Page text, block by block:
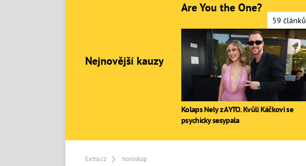
Extra.cz horoskop
Nejnovější kauzy
Are You the One?
59 článků
Kolaps Nely z AYTO. Kvůli Káčkovi se
psychicky sesypala